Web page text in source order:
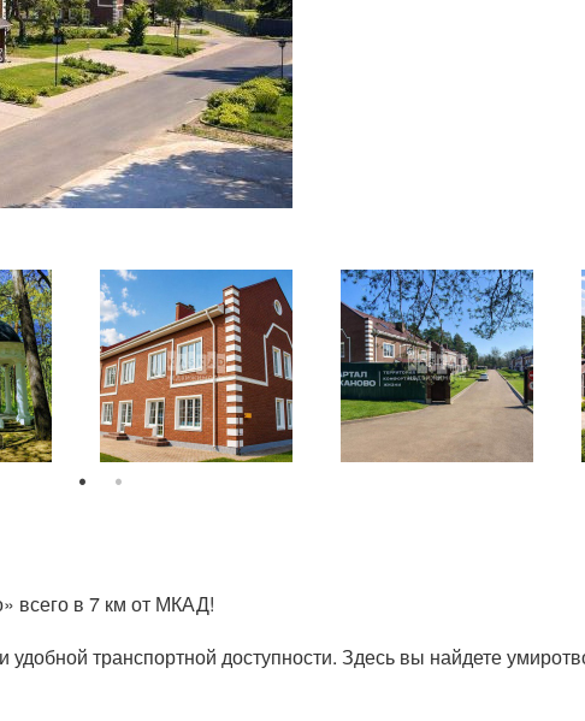
всего в 7 км от МКАД!
транспортной доступности. Здесь вы найдете